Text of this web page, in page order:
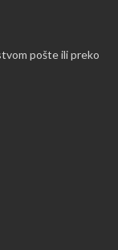
pošte ili preko